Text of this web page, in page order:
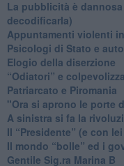
​La pubblicità è
decodificarla)
​Appuntamenti violenti
​Psicologi di Stato e
Elogio della diserzione
“Odiatori” e
​Patriarcato e Piromania
"Ora si aprono le porte
​A sinistra si fa la
​Il “Presidente” (e con
​Il mondo “bolle” ed i
​Gentile Sig.ra Marina B